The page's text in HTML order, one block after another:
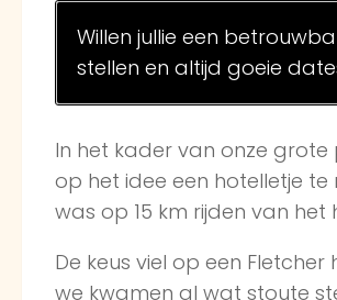
Willen jullie een
stellen en altijd goeie
In het kader van onze
op het idee een hotelletje
was op 15 km rijden van het
De keus viel op een
we kwamen al wat stoute